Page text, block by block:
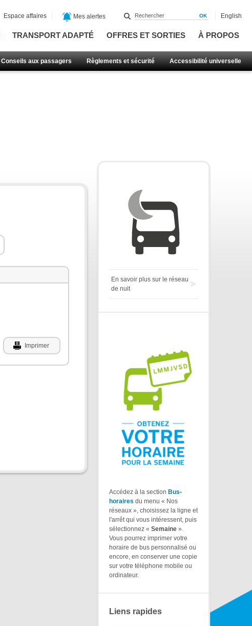
TRANSPORT ADAPTÉ OFFRES ET SORTIES À PROPOS
Conseils aux passagers Règlements et sécurité Accessibilité universelle
Espace affaires Mes alertes English
Imprimer
En savoir plus sur le réseau
de nuit
Accédez à la section Bus-
horaires du menu « Nos
réseaux », choisissez la ligne et
l'arrêt qui vous intéressent, puis
sélectionnez « Semaine ».
Vous pourrez imprimer votre
horaire de bus personnalisé ou
encore, en conserver une copie
sur votre téléphone mobile ou
ordinateur.
Liens rapides